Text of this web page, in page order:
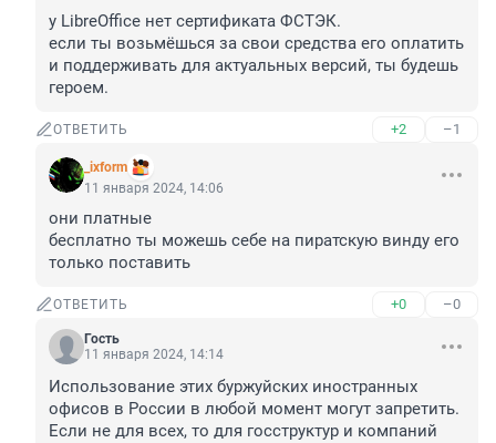
у LibreOffice нет сертификата ФСТЭК.
если ты возьмёшься за свои средства его оплатить
и поддерживать для актуальных версий, ты будешь
героем.
ОТВЕТИТЬ +2 –1
_ixform
11 января 2024, 14:06
они платные
бесплатно ты можешь себе на пиратскую винду его
только поставить
ОТВЕТИТЬ +0 –0
Гость
11 января 2024, 14:14
Использование этих буржуйских иностранных
офисов в России в любой момент могут запретить.
Если не для всех, то для госструктур и компаний